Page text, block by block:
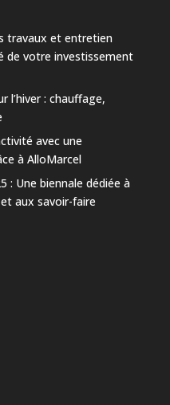
travaux et entretien
de votre investissement
l’hiver : chauffage,
avec une
à AlloMarcel
: Une biennale dédiée à
aux savoir-faire